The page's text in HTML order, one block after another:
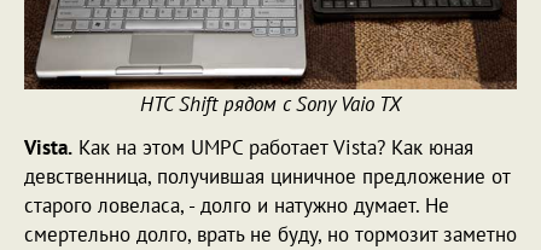
HTC Shift рядом с Sony Vaio TX
Vista. Как на этом UMPC работает Vista? Как юная
девственница, получившая циничное предложение от
старого ловеласа, - долго и натужно думает. Не
смертельно долго, врать не буду, но тормозит заметно